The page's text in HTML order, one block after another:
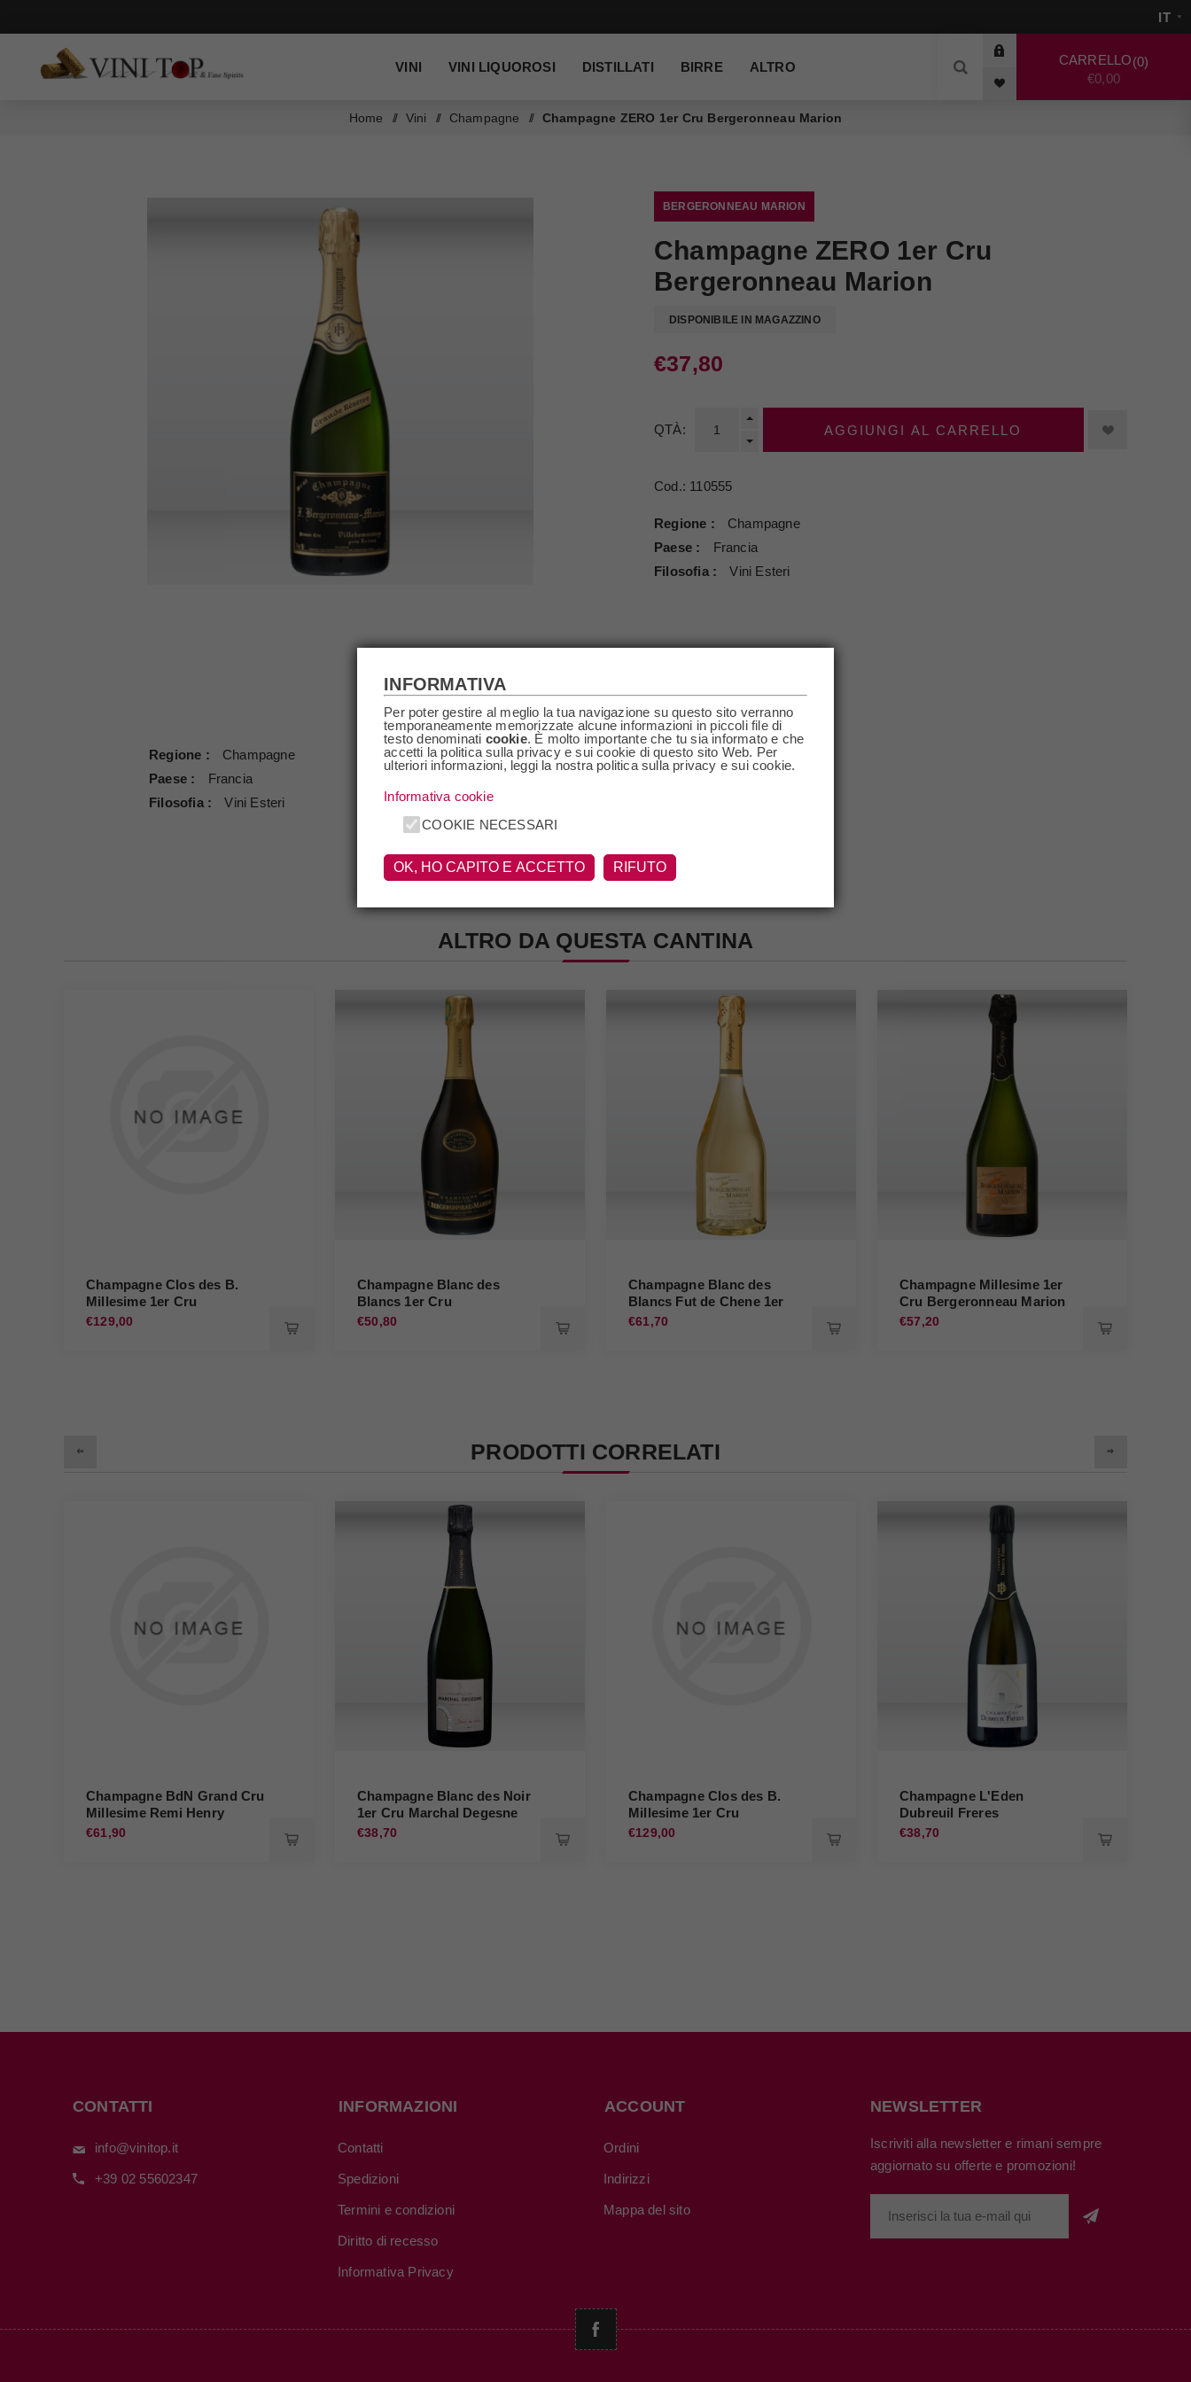
VINI VINI LIQUOROSI DISTILLATI BIRRE ALTRO CARRELLO 0
€0,00
Home / Vini / Champagne / Champagne ZERO 1er Cru Bergeronneau Marion
BERGERONNEAU MARION
Champagne ZERO 1er Cru
Bergeronneau Marion
DISPONIBILE IN MAGAZZINO
€37,80
QTÀ: AGGIUNGI AL CARRELLO
Cod.: 110555
Regione
Champagne
Paese
Francia
Filosofia
Vini Esteri
SPECIFICHE
Regione
Champagne
Paese
Francia
Filosofia
Vini Esteri
ALTRO DA QUESTA CANTINA
Champagne Clos des B.
Millesime 1er Cru
Bergeronneau Marion
€129,00
Champagne Blanc des
Blancs 1er Cru
Bergeronneau Marion
€50,80
Champagne Blanc des
Blancs Fut de Chene 1er
Cru Bergeronneau Marion
€61,70
Champagne Millesime 1er
Cru Bergeronneau Marion
€57,20
PRODOTTI CORRELATI
Champagne BdN Grand Cru
Millesime Remi Henry
€61,90
Champagne Blanc des Noir
1er Cru Marchal Degesne
€38,70
Champagne Clos des B.
Millesime 1er Cru
Bergeronneau Marion
€129,00
Champagne L'Eden
Dubreuil Freres
€38,70
CONTATTI
info@vinitop.it
+39 02 55602347
INFORMAZIONI
Contatti
Spedizioni
Termini e condizioni
Diritto di recesso
Informativa Privacy
ACCOUNT
Ordini
Indirizzi
Mappa del sito
NEWSLETTER
Iscriviti alla newsletter e rimani sempre
aggiornato su offerte e promozioni!
INFORMATIVA
Per poter gestire al meglio la tua navigazione su questo sito verranno
temporaneamente memorizzate alcune informazioni in piccoli file di
testo denominati cookie. È molto importante che tu sia informato e che
accetti la politica sulla privacy e sui cookie di questo sito Web. Per
ulteriori informazioni, leggi la nostra politica sulla privacy e sui cookie.
Informativa cookie
COOKIE NECESSARI
OK, HO CAPITO E ACCETTO RIFUTO